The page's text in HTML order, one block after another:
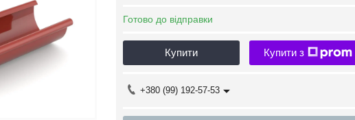
Готово до відправки
Купити Купити з
+380 (99) 192-57-53